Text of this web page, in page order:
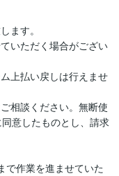
ます。
いただく場合がござい
上払い戻しは行えませ
相談ください。無断使
意したものとし、請求
で作業を進ませていた